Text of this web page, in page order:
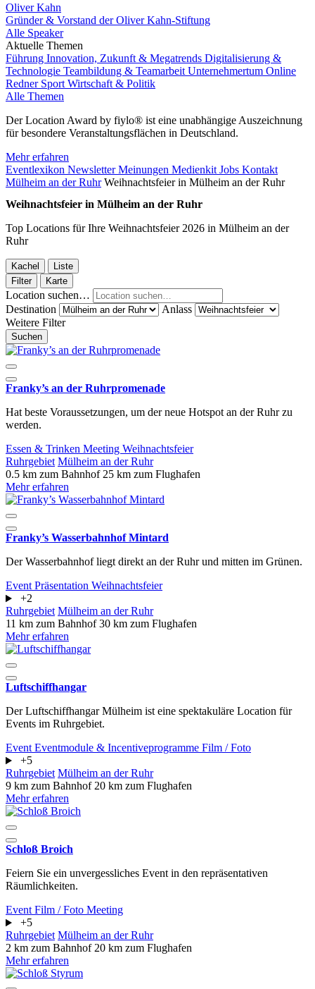
Oliver Kahn
Gründer & Vorstand der Oliver Kahn-Stiftung
Alle Speaker
Aktuelle Themen
Führung Innovation, Zukunft & Megatrends Digitalisierung &
Technologie Teambildung & Teamarbeit Unternehmertum Online
Redner Sport Wirtschaft & Politik
Alle Themen
Der Location Award by fiylo® ist eine unabhängige Auszeichnung
für besondere Veranstaltungsflächen in Deutschland.
Mehr erfahren
Eventlexikon NewsletterMeinungen Medienkit Jobs Kontakt
Mülheim an der Ruhr Weihnachtsfeier in Mülheim an der Ruhr
Weihnachtsfeier in Mülheim an der Ruhr
Top Locations für Ihre Weihnachtsfeier 2026 in Mülheim an der
Ruhr
Kachel
Liste
Filter
Karte
Location suchen…
Destination
Anlass
Weitere Filter
Suchen
Franky’s an der Ruhrpromenade
Hat beste Voraussetzungen, um der neue Hotspot an der Ruhr zu
werden.
Essen & Trinken Meeting Weihnachtsfeier
Ruhrgebiet Mülheim an der Ruhr
0.5 km zum Bahnhof 25 km zum Flughafen
Mehr erfahren
Franky’s Wasserbahnhof Mintard
Der Wasserbahnhof liegt direkt an der Ruhr und mitten im Grünen.
Event Präsentation Weihnachtsfeier
+2
Ruhrgebiet Mülheim an der Ruhr
11 km zum Bahnhof30 km zum Flughafen
Mehr erfahren
Luftschiffhangar
Der Luftschiffhangar Mülheim ist eine spektakuläre Location für
Events im Ruhrgebiet.
Event Eventmodule & Incentiveprogramme Film / Foto
+5
Ruhrgebiet Mülheim an der Ruhr
9 km zum Bahnhof 20 km zum Flughafen
Mehr erfahren
Schloß Broich
Feiern Sie ein unvergessliches Event in den repräsentativen
Räumlichkeiten.
Event Film / Foto Meeting
+5
Ruhrgebiet Mülheim an der Ruhr
2 km zum Bahnhof 20 km zum Flughafen
Mehr erfahren